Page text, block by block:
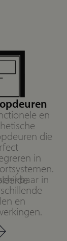
en
die
in
in
en